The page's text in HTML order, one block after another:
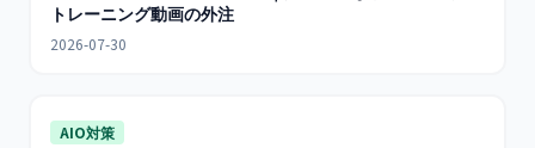
トレーニング動画の外注
2026-07-30
AIO対策